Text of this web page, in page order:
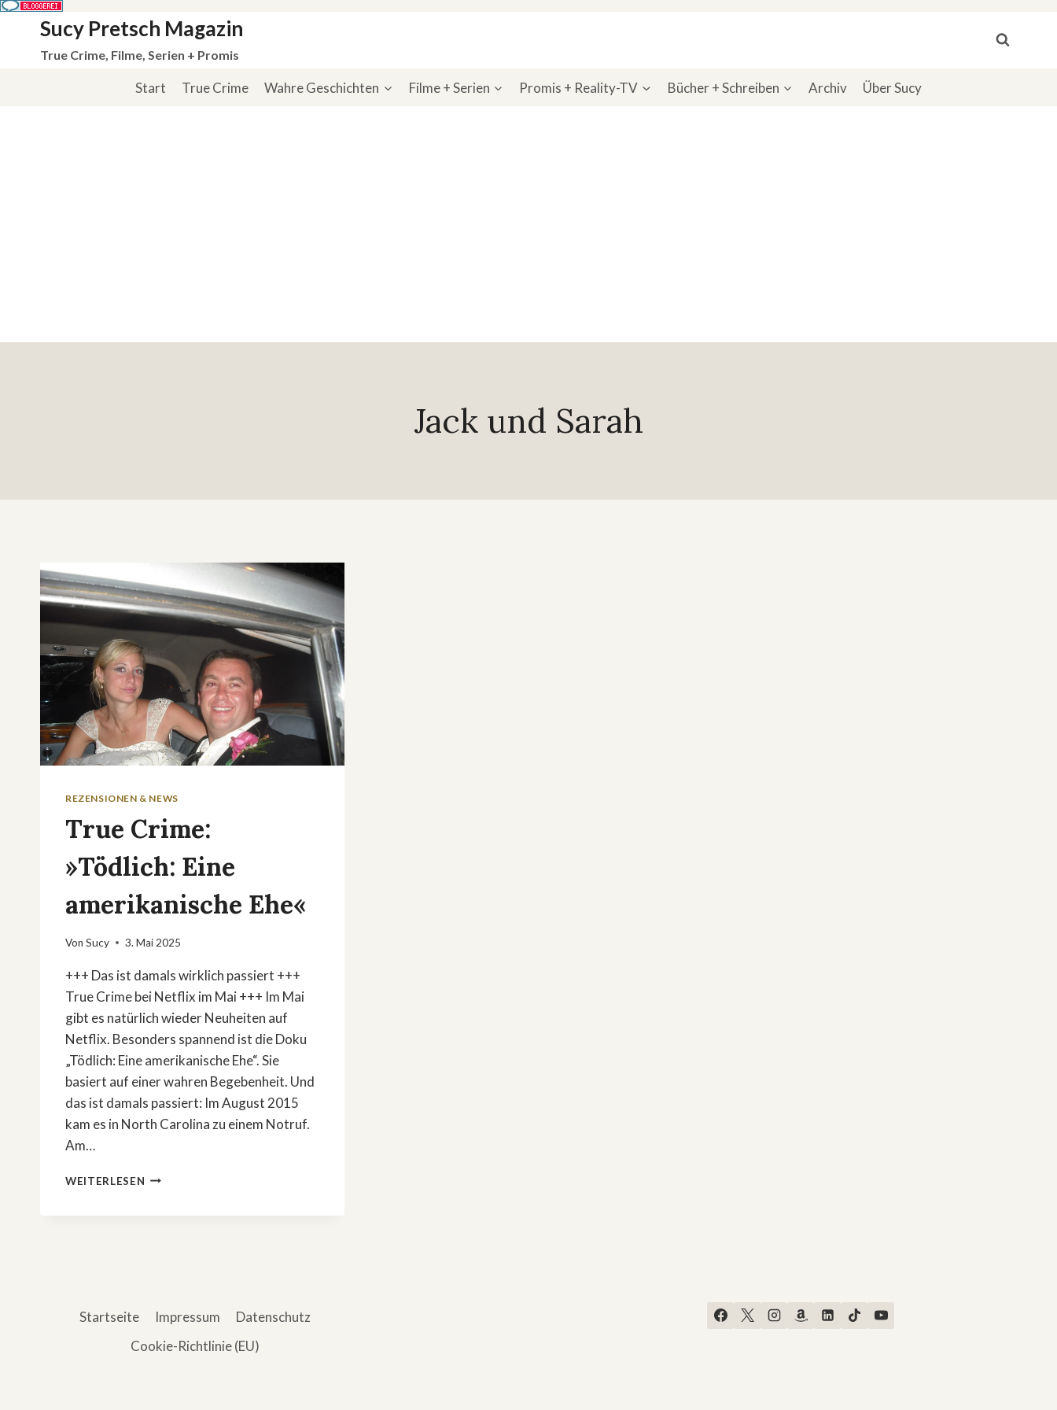
springen
Sucy Pretsch Magazin
True Crime, Filme, Serien + Promis
Start True Crime Wahre Geschichten Filme + Serien Promis + Reality-TV Bücher + Schreiben Archiv Über Sucy
Jack und Sarah
REZENSIONEN & NEWS
True Crime:
»Tödlich: Eine
amerikanische Ehe«
Von Sucy 3. Mai 2025
+++ Das ist damals wirklich passiert +++
True Crime bei Netflix im Mai +++ Im Mai
gibt es natürlich wieder Neuheiten auf
Netflix. Besonders spannend ist die Doku
„Tödlich: Eine amerikanische Ehe“. Sie
basiert auf einer wahren Begebenheit. Und
das ist damals passiert: Im August 2015
kam es in North Carolina zu einem Notruf.
Am…
WEITERLESEN TRUE
Startseite Impressum
Datenschutz
Cookie-Richtlinie (EU)